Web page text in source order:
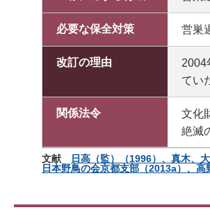
必要な保全対策 営巣
改訂の理由
2004
てい
関係法令
文化
絶滅
文献
日高（監）（1996）、真木、
日本野鳥の会京都支部（2013a）、高